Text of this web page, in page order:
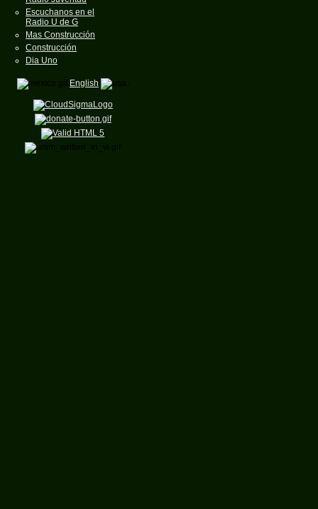
Escuchanos en el
Radio U de G
Mas Construcción
Construcción
Dia Uno
English